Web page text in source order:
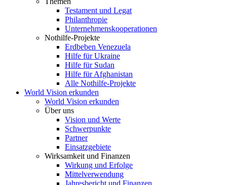
Testament und Legat
Philanthropie
Unternehmenskooperationen
Nothilfe-Projekte
Erdbeben Venezuela
Hilfe für Ukraine
Hilfe für Sudan
Hilfe für Afghanistan
Alle Nothilfe-Projekte
World Vision erkunden
World Vision erkunden
Über uns
Vision und Werte
Schwerpunkte
Partner
Einsatzgebiete
Wirksamkeit und Finanzen
Wirkung und Erfolge
Mittelverwendung
Jahresbericht und Finanzen